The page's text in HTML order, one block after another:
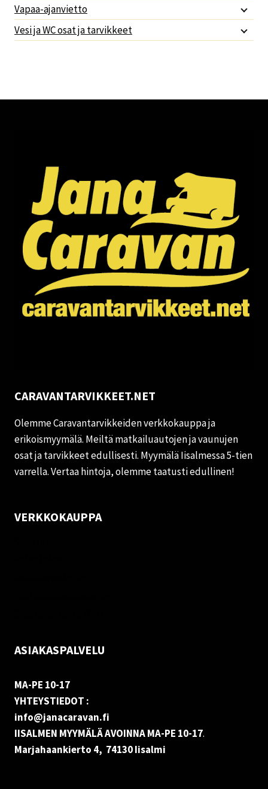
Vapaa-ajanvietto
Vesi ja WC osat ja tarvikkeet
CARAVANTARVIKKEET.NET
Olemme Caravantarvikkeiden verkkokauppa ja
erikoismyymälä. Meiltä matkailuautojen ja vaunujen
osat ja tarvikkeet edullisesti. Myymälä Iisalmessa 5-tien
varrella. Vertaa hintoja, olemme taatusti edullinen!
VERKKOKAUPPA
ASIAKASPALVELU
MA-PE 10-17
YHTEYSTIEDOT :
info@janacaravan.fi
IISALMEN MYYMÄLÄ AVOINNA MA-PE 10-17.
Marjahaankierto 4, 74130 Iisalmi